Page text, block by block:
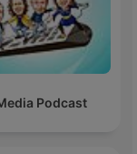
Podcast